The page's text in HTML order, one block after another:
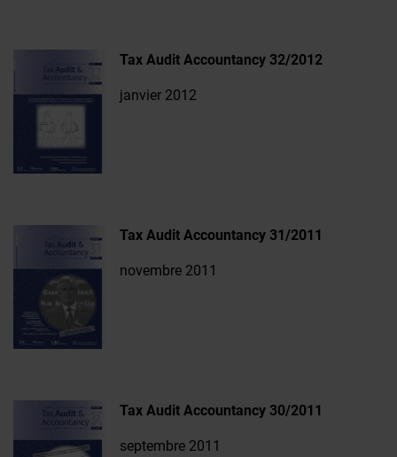
Tax Audit Accountancy 32/2012
janvier 2012
Tax Audit Accountancy 31/2011
novembre 2011
Tax Audit Accountancy 30/2011
septembre 2011